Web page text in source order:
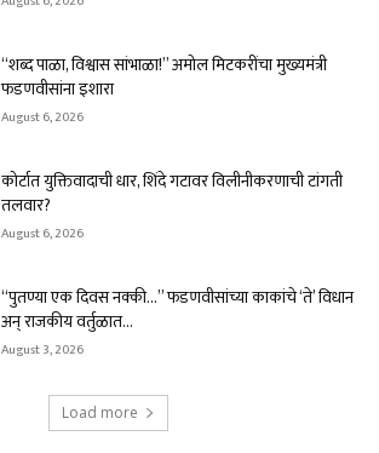
“शब्द पाळा, विश्वास सांभाळा!” अमोल मिटकरींचा मुख्यमंत्री
फडणवीसांना इशारा
August 6, 2026
कोर्टात युक्तिवादाची धार, शिंदे गटावर विलीनीकरणाची टांगती
तलवार?
August 6, 2026
“पुतण्या एक दिवस नक्की…” फडणवीसांच्या काकांचे ‘ते’ विधान
अन् राजकीय वर्तुळात...
August 3, 2026
Load more